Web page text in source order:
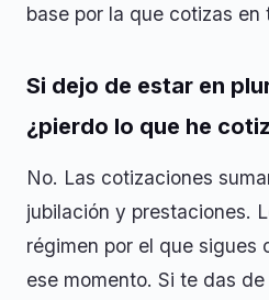
base por la que cotizas en
Si dejo de estar en
¿pierdo lo que he
No. Las cotizaciones
jubilación y prestaciones.
régimen por el que sigues
ese momento. Si te das